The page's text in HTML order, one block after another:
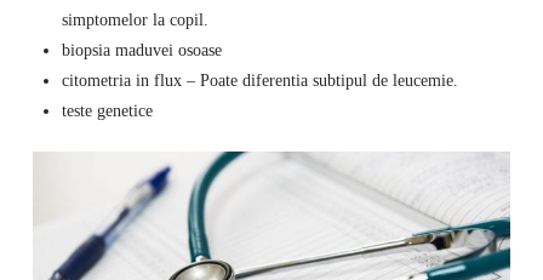
simptomelor la copil.
biopsia maduvei osoase
citometria in flux – Poate diferentia subtipul de leucemie.
teste genetice